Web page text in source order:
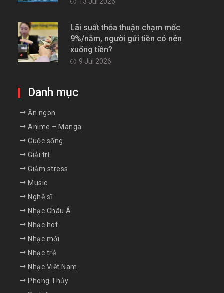
Lãi suất thỏa thuận chạm mốc
9%/năm, người gửi tiền có nên
xuống tiền?
9 Jul 2026
Danh mục
Ăn ngon
Anime – Manga
Cuộc sống
Giải trí
Giảm stress
Music
Nghệ sĩ
Nhạc Châu Á
Nhạc hot
Nhạc mới
Nhạc trẻ
Nhạc Việt Nam
Phong Thủy